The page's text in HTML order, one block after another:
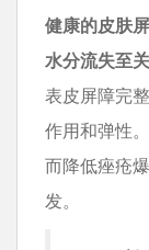
健康的皮肤
水分流失至关
表皮屏障完
作用和弹性
而降低痤疮
发。